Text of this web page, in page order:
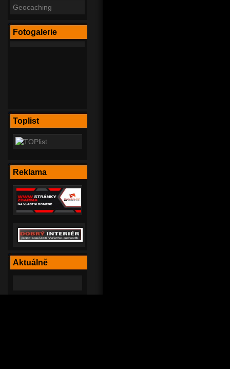
Geocaching
Fotogalerie
Toplist
Reklama
Aktuálně